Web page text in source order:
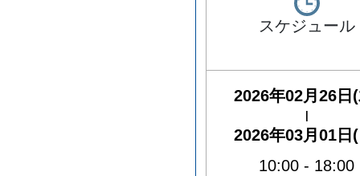
スケジュール
2026年02月26日
2026年03月01日
10:00 - 18:00